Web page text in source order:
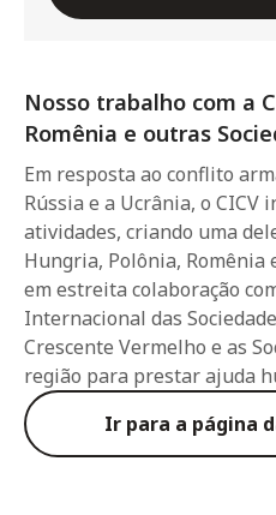
Nosso trabalho com a
Romênia e outras
Em resposta ao conflito
Rússia e a Ucrânia, o CICV
atividades, criando uma
Hungria, Polônia, Romênia
em estreita colaboração
Internacional das
Crescente Vermelho e as
região para prestar ajuda
Ir para a página